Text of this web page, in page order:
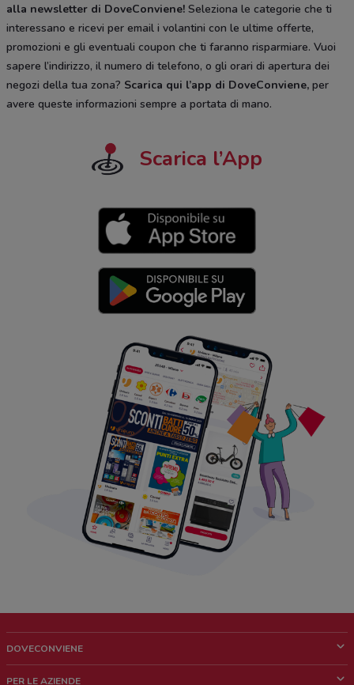
alla newsletter di DoveConviene! Seleziona le categorie che ti
interessano e ricevi per email i volantini con le ultime offerte,
promozioni e gli eventuali coupon che ti faranno risparmiare. Vuoi
sapere l’indirizzo, il numero di telefono, o gli orari di apertura dei
negozi della tua zona? Scarica qui l’app di DoveConviene, per
avere queste informazioni sempre a portata di mano.
Scarica l’App
DOVECONVIENE
PER LE AZIENDE